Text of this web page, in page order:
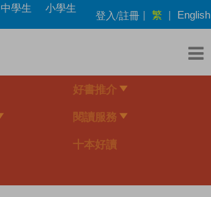
中學生
小學生
登入/註冊 | 繁 | English
好書推介
閱讀服務
十本好讀